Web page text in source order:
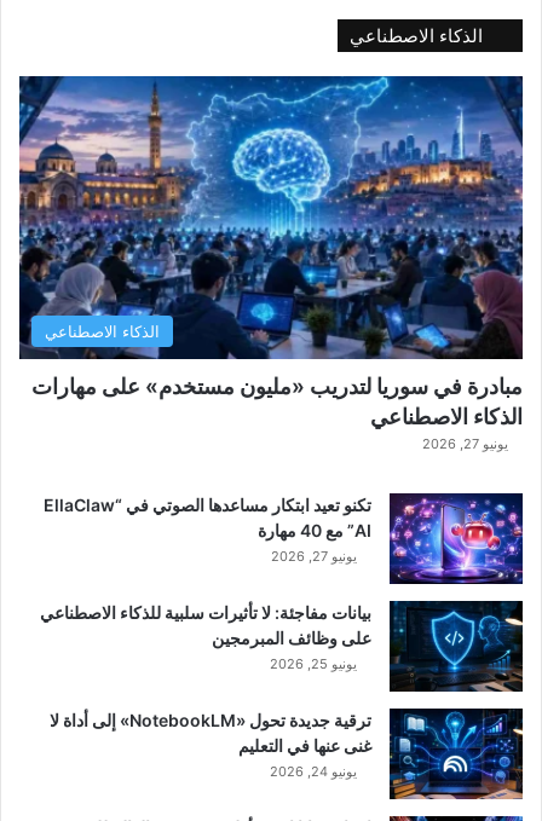
الذكاء الاصطناعي
الذكاء الاصطناعي
مبادرة في سوريا لتدريب «مليون مستخدم» على مهارات
الذكاء الاصطناعي
يونيو 27, 2026
تكنو تعيد ابتكار مساعدها الصوتي في “EllaClaw
AI” مع 40 مهارة
يونيو 27, 2026
بيانات مفاجئة: لا تأثيرات سلبية للذكاء الاصطناعي
على وظائف المبرمجين
يونيو 25, 2026
ترقية جديدة تحول «NotebookLM» إلى أداة لا
غنى عنها في التعليم
يونيو 24, 2026